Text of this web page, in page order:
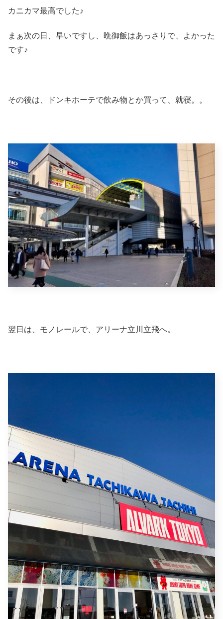
カニカマ最高でした♪
まぁ次の日、早いですし、晩御飯はあっさりで、よかった
です♪
その後は、ドンキホーテで飲み物とか買って、就寝。。
翌日は、モノレールで、アリーナ立川立飛へ。